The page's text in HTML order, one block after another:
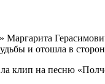
и отошла в
клип на песню